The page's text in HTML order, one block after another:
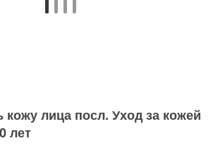
кожу лица посл. Уход за кожей
лет